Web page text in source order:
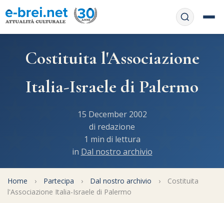
APP web
Informativa Privacy
Libri di preghiera
Regole di Halachà
Pubblicazioni
La tradizione orale
Orari di Shabbat
Convertitore di date
Spunti Feste e ricorrenze
Costituita l'Associazione
Italia-Israele di Palermo
15 December 2002
di redazione
1 min di lettura
in Dal nostro archivio
Home › Partecipa › Dal nostro archivio ›
Costituita
l'Associazione Italia-Israele di Palermo